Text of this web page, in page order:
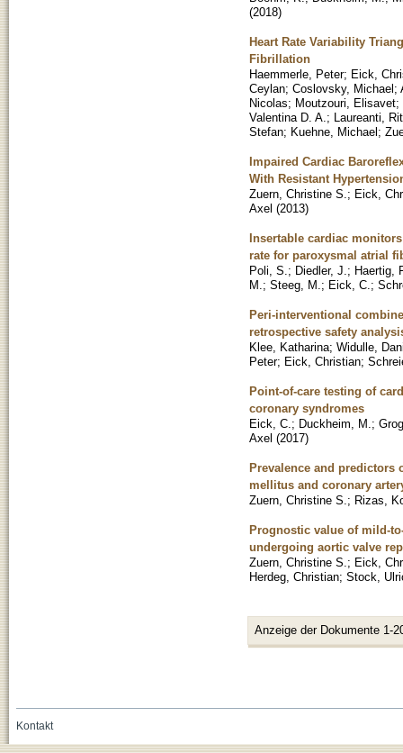
(2018)
Heart Rate Variability
Fibrillation
Haemmerle, Peter; Eick,
Ceylan; Coslovsky, Michael;
Nicolas; Moutzouri, Elisavet;
Valentina D. A. ; Laureanti,
Stefan; Kuehne, Michael;
Impaired Cardiac
With Resistant
Zuern, Christine S. ; Eick,
Axel (2013)
Insertable cardiac
rate for paroxysmal atrial
Poli, S. ; Diedler, J. ; Haertig,
M. ; Steeg, M. ; Eick, C. ;
Peri-interventional
retrospective safety
Klee, Katharina; Widulle,
Peter; Eick, Christian;
Point-of-care testing of
coronary syndromes
Eick, C. ; Duckheim, M. ;
Axel (2017)
Prevalence and predictors
mellitus and coronary
Zuern, Christine S. ; Rizas,
Prognostic value of mild-
undergoing aortic valve
Zuern, Christine S. ; Eick,
Herdeg, Christian; Stock,
Anzeige der Dokumente 1-
Kontakt